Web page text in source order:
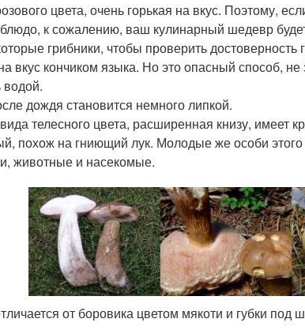
цвета, очень горькая на вкус. Поэтому,
к сожалению, ваш кулинарный шедевр
грибники, чтобы проверить
вкус кончиком языка. Но это опасный способ,
водой.
дождя становится немного липкой.
телесного цвета, расширенная книзу, имеет
похож на гниющий лук. Молодые же особи
животные и насекомые.
от боровика цветом мякоти и губки под